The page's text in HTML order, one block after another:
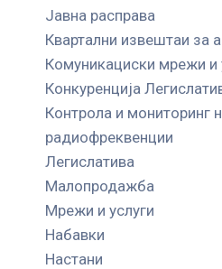
Јавна расправа
Квартални извештаи за
Комуникациски мрежи и
Конкуренција
Контрола и мониторинг
радиофреквенции
Легислатива
Малопродажба
Мрежи и услуги
Набавки
Настани